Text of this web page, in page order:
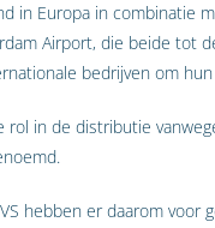
in Europa in combinatie
Airport, die beide tot
bedrijven om
in de distributie
hebben er daarom